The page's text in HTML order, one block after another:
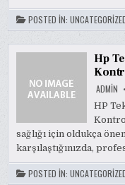
POSTED IN:
Hp
ADMIN
HP
sağlığı için oldukça
karşılaştığınızda,
POSTED IN: